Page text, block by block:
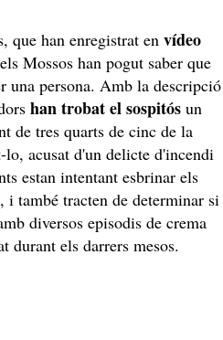
que han enregistrat envídeo
Mossos han pogut saber que
una persona. Amb la descripció
han trobat el sospitós un
de tres quarts de cinc de la
lo, acusat d'un delicte d'incendi
estan intentant esbrinar els
i també tracten de determinar si
diversos episodis de crema
durant els darrers mesos.